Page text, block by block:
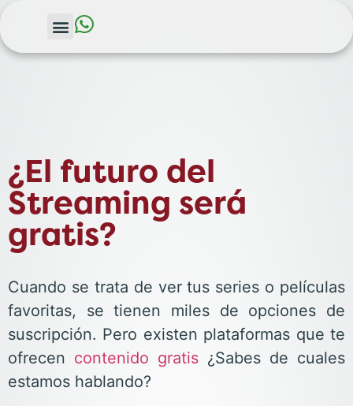
¿El futuro del
Streaming será
gratis?
Cuando se trata de ver tus series o películas
favoritas, se tienen miles de opciones de
suscripción. Pero existen plataformas que te
ofrecen contenido gratis ¿Sabes de cuales
estamos hablando?